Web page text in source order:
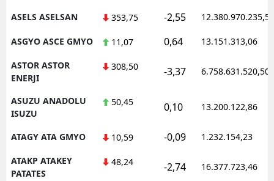
ASELS ASELSAN 353,75 -2,55 12.380.970.235,50
ASGYO ASCE GMYO 11,07 0,64 13.151.313,06
ASTOR ASTOR
ENERJI
308,50 -3,37 6.758.631.520,50
ASUZU ANADOLU
ISUZU
50,45 0,10 13.200.122,86
ATAGY ATA GMYO 10,59 -0,09 1.232.154,23
ATAKP ATAKEY
PATATES
48,24 -2,74 16.377.723,46